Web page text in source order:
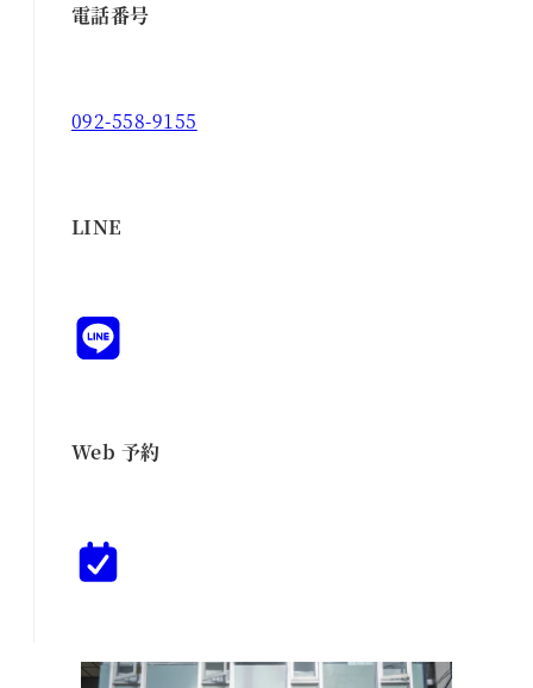
電話番号
092-558-9155
LINE
Web 予約